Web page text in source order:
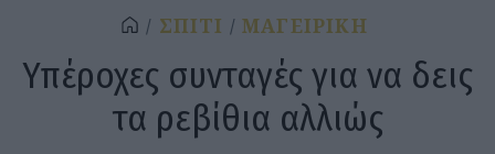
ΣΠΙΤΙ ΜΑΓΕΙΡΙΚΗ
Υπέροχες συνταγές για να δεις
τα ρεβίθια αλλιώς